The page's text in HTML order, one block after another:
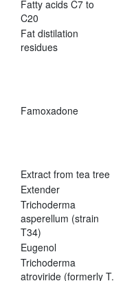
Fatty acids C7 to
C20
Fat distilation
residues
Famoxadone
Extract from tea tree
Extender
Trichoderma
asperellum (strain
T34)
Eugenol
Trichoderma
atroviride (formerly T.